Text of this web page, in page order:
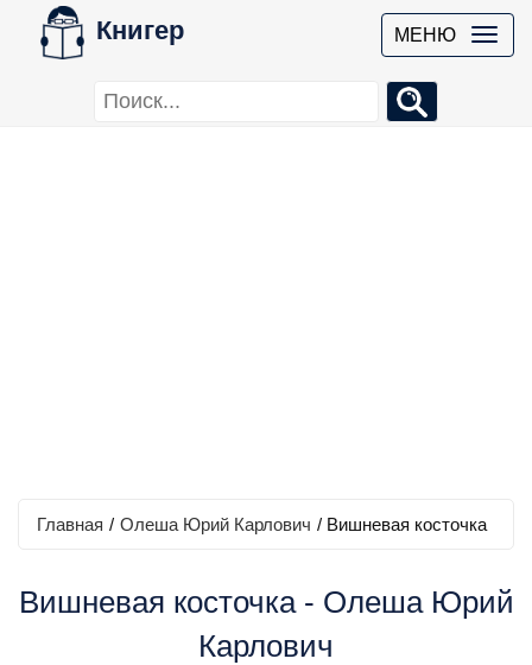
Книгер МЕНЮ
Главная / Олеша Юрий Карлович / Вишневая косточка
Вишневая косточка - Олеша Юрий
Карлович